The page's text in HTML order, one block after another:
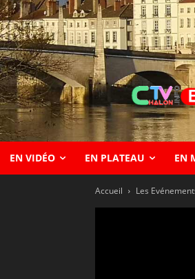
EN VIDÉO EN PLATEAU EN
Accueil Les